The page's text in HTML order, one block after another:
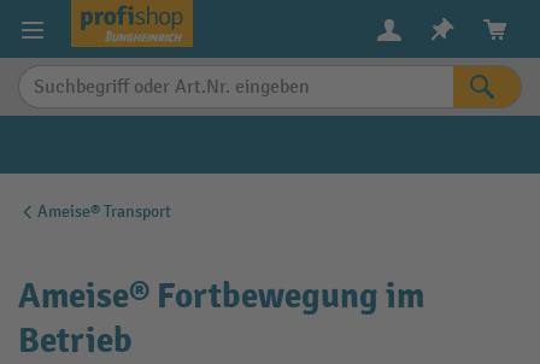
springen
Ameise® Transport
Ameise® Fortbewegung im
Betrieb